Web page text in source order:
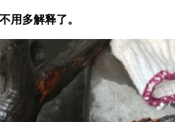
用多解释了。